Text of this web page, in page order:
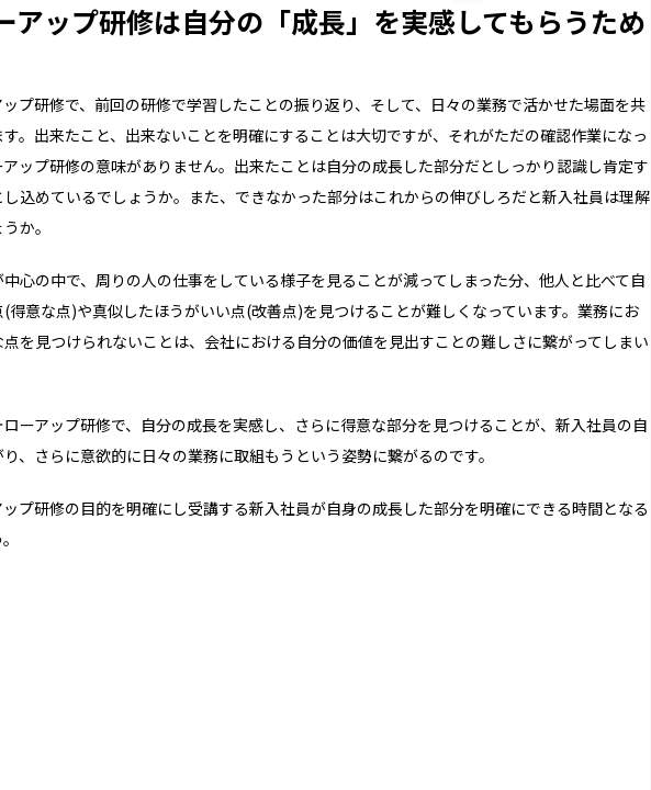
アップ研修は自分の「成長」を実感してもらうため
プ研修で、前回の研修で学習したことの振り返り、そして、日々の業務で活かせた場面を共
。出来たこと、出来ないことを明確にすることは大切ですが、それがただの確認作業になっ
ップ研修の意味がありません。出来たことは自分の成長した部分だとしっかり認識し肯定す
込めているでしょうか。また、できなかった部分はこれからの伸びしろだと新入社員は理解
か。
心の中で、周りの人の仕事をしている様子を見ることが減ってしまった分、他人と比べて自
(得意な点)や真似したほうがいい点(改善点)を見つけることが難しくなっています。業務にお
を見つけられないことは、会社における自分の価値を見出すことの難しさに繋がってしまい
ーアップ研修で、自分の成長を実感し、さらに得意な部分を見つけることが、新入社員の自
、さらに意欲的に日々の業務に取組もうという姿勢に繋がるのです。
プ研修の目的を明確にし受講する新入社員が自身の成長した部分を明確にできる時間となる